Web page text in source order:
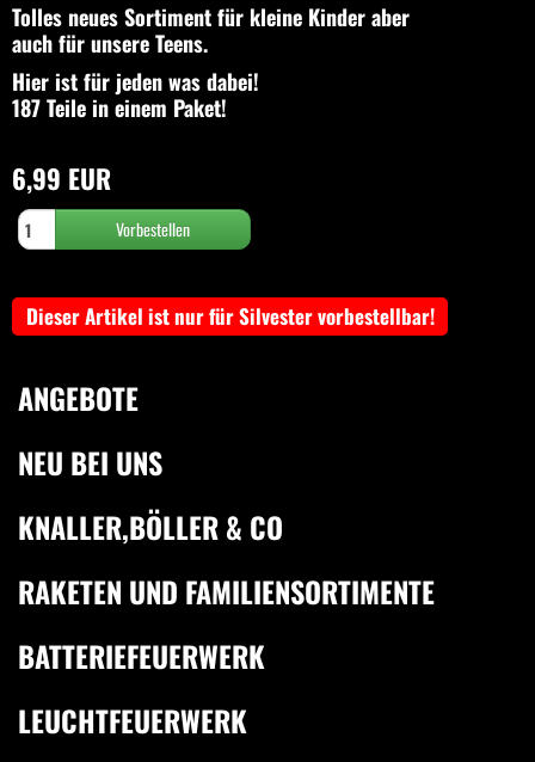
Tolles neues Sortiment für kleine Kinder aber
auch für unsere Teens.
Hier ist für jeden was dabei!
187 Teile in einem Paket!
6,99 EUR
Dieser Artikel ist nur für Silvester vorbestellbar!
ANGEBOTE
NEU BEI UNS
KNALLER,BÖLLER & CO
RAKETEN UND FAMILIENSORTIMENTE
BATTERIEFEUERWERK
LEUCHTFEUERWERK